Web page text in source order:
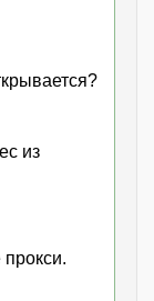
из